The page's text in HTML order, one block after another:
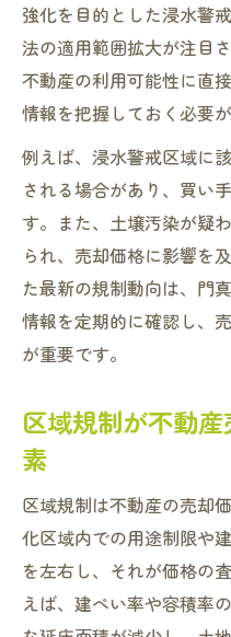
強化を目的とした浸水警
法の適用範囲拡大が注目
不動産の利用可能性に直
情報を把握しておく必要が
例えば、浸水警戒区域に
される場合があり、買い
す。また、土壌汚染が疑
られ、売却価格に影響を
た最新の規制動向は、門
情報を定期的に確認し、
が重要です。
区域規制が不動
素
区域規制は不動産の売却
化区域内での用途制限や
を左右し、それが価格の
えば、建ぺい率や容積率